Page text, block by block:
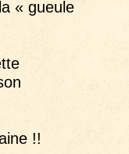
« gueule
!!